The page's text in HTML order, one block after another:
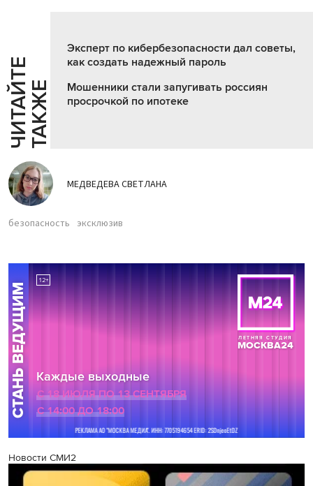
Ч
И
Т
АЙ
Т
Е
Т
А
К
ЖЕ
Эксперт по кибербезопасности дал советы,
как создать надежный пароль
Мошенники стали запугивать россиян
просрочкой по ипотеке
МЕДВЕДЕВА СВЕТЛАНА
безопасность эксклюзив
Новости СМИ2